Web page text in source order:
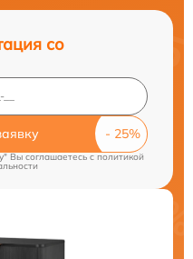
со
Вы соглашаетесь cполитикой